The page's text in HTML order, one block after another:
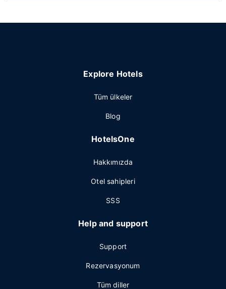
Explore Hotels
Tüm ülkeler
Blog
HotelsOne
Hakkımızda
Otel sahipleri
SSS
Help and support
Support
Rezervasyonum
Tüm diller